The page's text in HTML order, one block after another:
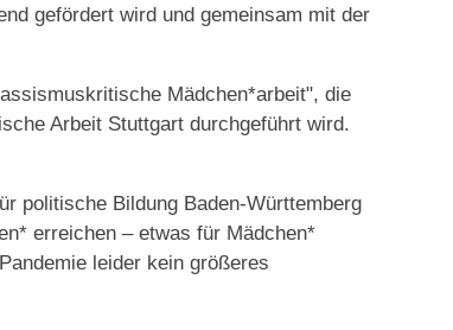
gefördert wird und gemeinsam mit der
Mädchen*arbeit", die
Arbeit Stuttgart durchgeführt wird.
politische Bildung Baden-Württemberg
erreichen – etwas für Mädchen*
leider kein größeres